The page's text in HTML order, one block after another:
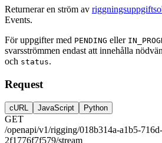
Returnerar en ström av
Events.
För uppgifter med PENDING eller
svarsströmmen endast att innehålla
och status.
Request
cURL JavaScript Python
GET
/openapi/v1/rigging/018b314a-a1b5-
2f1776f7f579/stream